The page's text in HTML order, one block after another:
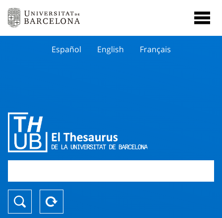
Español English Français